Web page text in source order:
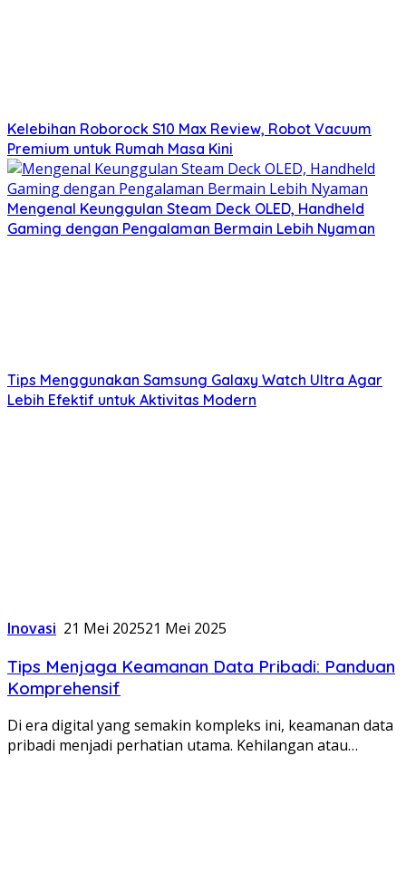
Kelebihan Roborock S10 Max Review, Robot Vacuum
Premium untuk Rumah Masa Kini
Mengenal Keunggulan Steam Deck OLED, Handheld
Gaming dengan Pengalaman Bermain Lebih Nyaman
Tips Menggunakan Samsung Galaxy Watch Ultra Agar
Lebih Efektif untuk Aktivitas Modern
Inovasi 21 Mei 202521 Mei 2025
Tips Menjaga Keamanan Data Pribadi: Panduan
Komprehensif
Di era digital yang semakin kompleks ini, keamanan data
pribadi menjadi perhatian utama. Kehilangan atau…